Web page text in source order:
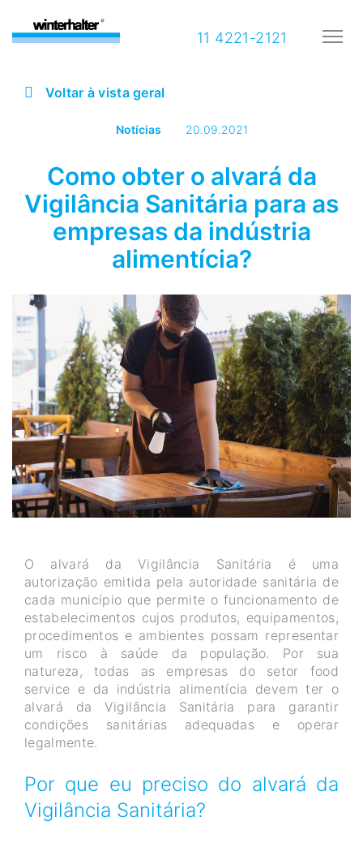
11 4221-2121
Voltar à vista geral
Notícias 20.09.2021
Como obter o alvará da
Vigilância Sanitária para as
empresas da indústria
alimentícia?
O alvará da Vigilância Sanitária é uma
autorização emitida pela autoridade sanitária de
cada município que permite o funcionamento de
estabelecimentos cujos produtos, equipamentos,
procedimentos e ambientes possam representar
um risco à saúde da população. Por sua
natureza, todas as empresas do setor food
service e da indústria alimentícia devem ter o
alvará da Vigilância Sanitária para garantir
condições sanitárias adequadas e operar
legalmente.
Por que eu preciso do alvará da
Vigilância Sanitária?